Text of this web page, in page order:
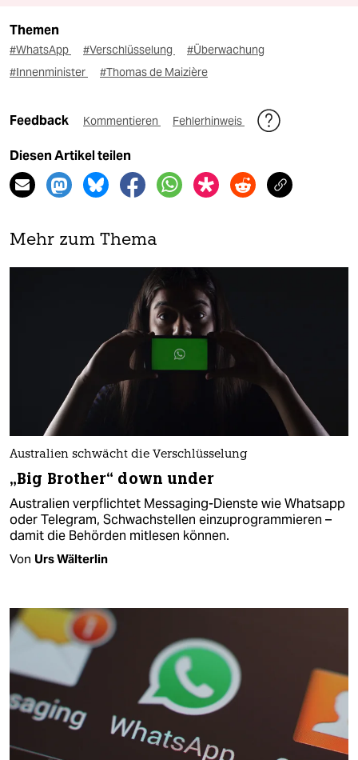
Themen
#WhatsApp #Verschlüsselung
#Überwachung
#Innenminister
#Thomas de Maizière
Feedback Kommentieren Fehlerhinweis
Diesen Artikel teilen
Mehr zum Thema
Australien schwächt die Verschlüsselung
„Big Brother“ down under
Australien verpflichtet Messaging-Dienste wie Whatsapp
oder Telegram, Schwachstellen einzuprogrammieren –
damit die Behörden mitlesen können.
Von Urs Wälterlin